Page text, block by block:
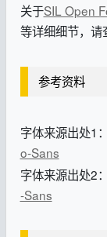
关于SIL Open
等详细细节，请
参考资料
字体来源出处1：
o-Sans
字体来源出处2：
-Sans